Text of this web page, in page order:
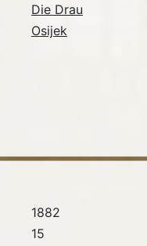
Die Drau
Osijek
1882
15